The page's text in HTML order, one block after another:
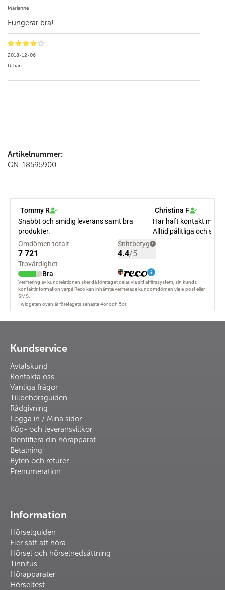
Marianne
Fungerar bra!
2018-12-06
Urban
Artikelnummer:
GN-18595900
Kundservice
Avtalskund
Kontakta oss
Vanliga frågor
Tillbehörsguiden
Rådgivning
Logga in / Mina sidor
Köp- och leveransvillkor
Identifiera din hörapparat
Betalning
Byten och returer
Prenumeration
Information
Hörselguiden
Fler sätt att höra
Hörsel och hörselnedsättning
Tinnitus
Hörapparater
Hörseltest